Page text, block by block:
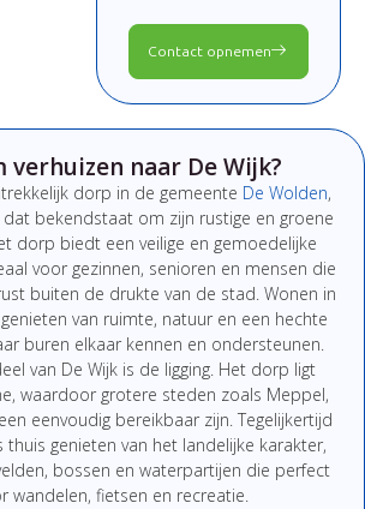
Contact opnemen
verhuizen naar De Wijk?
dorp in de gemeente De Wolden,
dat bekendstaat om zijn rustige en groene
dorp biedt een veilige en gemoedelijke
voor gezinnen, senioren en mensen die
buiten de drukte van de stad. Wonen in
van ruimte, natuur en een hechte
buren elkaar kennen en ondersteunen.
van De Wijk is de ligging. Het dorp ligt
waardoor grotere steden zoals Meppel,
eenvoudig bereikbaar zijn. Tegelijkertijd
thuis genieten van het landelijke karakter,
bossen en waterpartijen die perfect
wandelen, fietsen en recreatie.